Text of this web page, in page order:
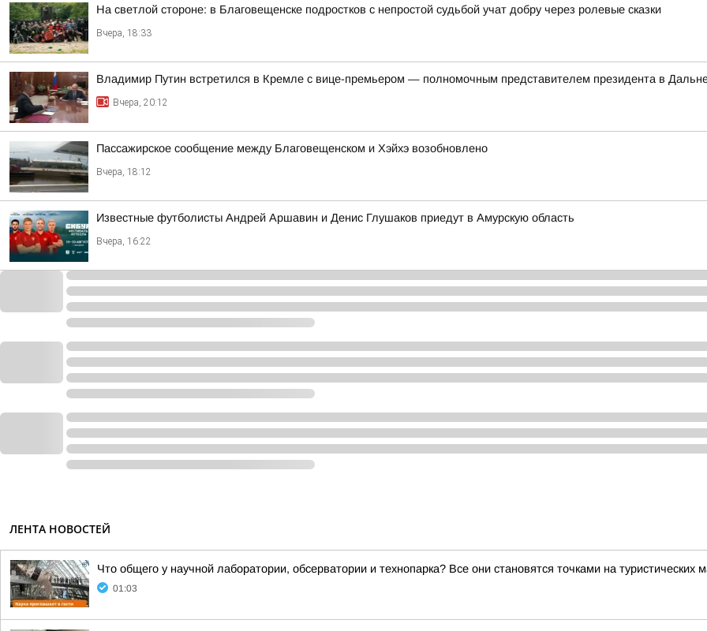
На светлой стороне: в Благовещенске подростков с непростой судьбой учат добру через ролевые сказки
Вчера, 18:33
Владимир Путин встретился в Кремле с вице-премьером — полномочным представителем президента в
Вчера, 20:12
Пассажирское сообщение между Благовещенском и Хэйхэ возобновлено
Вчера, 18:12
Известные футболисты Андрей Аршавин и Денис Глушаков приедут в Амурскую область
Вчера, 16:22
ЛЕНТА НОВОСТЕЙ
Что общего у научной лаборатории, обсерватории и технопарка? Все они становятся точками на туристических
01:03